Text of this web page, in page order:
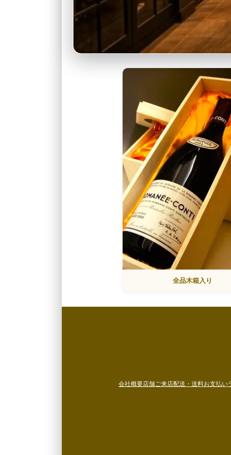
全品木箱入り
会社概要店舗ご来店配送・送料お支払い